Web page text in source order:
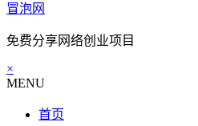
冒泡网
免费分享网络创业项目
×
MENU
首页